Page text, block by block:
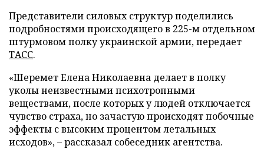
Представители силовых структур поделились
подробностями происходящего в 225-м отдельном
штурмовом полку украинской армии, передает
ТАСС.
«Шеремет Елена Николаевна делает в полку
уколы неизвестными психотропными
веществами, после которых у людей отключается
чувство страха, но зачастую происходят побочные
эффекты с высоким процентом летальных
исходов», – рассказал собеседник агентства.